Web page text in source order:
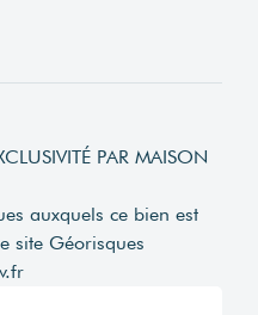
PAR MAISON
auxquels ce bien est
site Géorisques